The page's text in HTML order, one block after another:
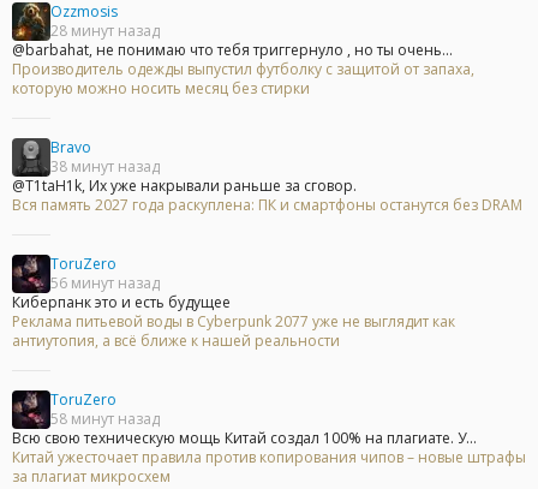
Ozzmosis
28 минут назад
@barbahat, не понимаю что тебя триггернуло , но ты очень...
Производитель одежды выпустил футболку с защитой от запаха,
которую можно носить месяц без стирки
Bravo
38 минут назад
@T1taH1k, Их уже накрывали раньше за сговор.
Вся память 2027 года раскуплена: ПК и смартфоны останутся без DRAM
ToruZero
56 минут назад
Киберпанк это и есть будущее
Реклама питьевой воды в Cyberpunk 2077 уже не выглядит как
антиутопия, а всё ближе к нашей реальности
ToruZero
58 минут назад
Всю свою техническую мощь Китай создал 100% на плагиате. У...
Китай ужесточает правила против копирования чипов – новые штрафы
за плагиат микросхем